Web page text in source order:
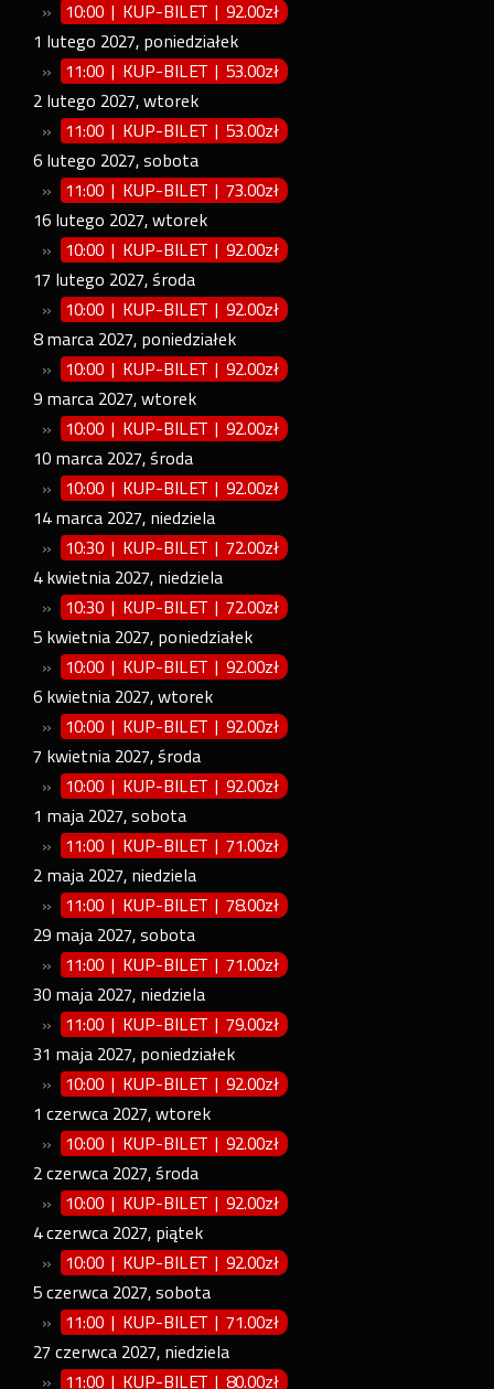
»
10:00 | KUP-BILET | 92.00zł
1 lutego 2027, poniedziałek
»
11:00 | KUP-BILET | 53.00zł
2 lutego 2027, wtorek
»
11:00 | KUP-BILET | 53.00zł
6 lutego 2027, sobota
»
11:00 | KUP-BILET | 73.00zł
16 lutego 2027, wtorek
»
10:00 | KUP-BILET | 92.00zł
17 lutego 2027, środa
»
10:00 | KUP-BILET | 92.00zł
8 marca 2027, poniedziałek
»
10:00 | KUP-BILET | 92.00zł
9 marca 2027, wtorek
»
10:00 | KUP-BILET | 92.00zł
10 marca 2027, środa
»
10:00 | KUP-BILET | 92.00zł
14 marca 2027, niedziela
»
10:30 | KUP-BILET | 72.00zł
4 kwietnia 2027, niedziela
»
10:30 | KUP-BILET | 72.00zł
5 kwietnia 2027, poniedziałek
»
10:00 | KUP-BILET | 92.00zł
6 kwietnia 2027, wtorek
»
10:00 | KUP-BILET | 92.00zł
7 kwietnia 2027, środa
»
10:00 | KUP-BILET | 92.00zł
1 maja 2027, sobota
»
11:00 | KUP-BILET | 71.00zł
2 maja 2027, niedziela
»
11:00 | KUP-BILET | 78.00zł
29 maja 2027, sobota
»
11:00 | KUP-BILET | 71.00zł
30 maja 2027, niedziela
»
11:00 | KUP-BILET | 79.00zł
31 maja 2027, poniedziałek
»
10:00 | KUP-BILET | 92.00zł
1 czerwca 2027, wtorek
»
10:00 | KUP-BILET | 92.00zł
2 czerwca 2027, środa
»
10:00 | KUP-BILET | 92.00zł
4 czerwca 2027, piątek
»
10:00 | KUP-BILET | 92.00zł
5 czerwca 2027, sobota
»
11:00 | KUP-BILET | 71.00zł
27 czerwca 2027, niedziela
»
11:00 | KUP-BILET | 80.00zł